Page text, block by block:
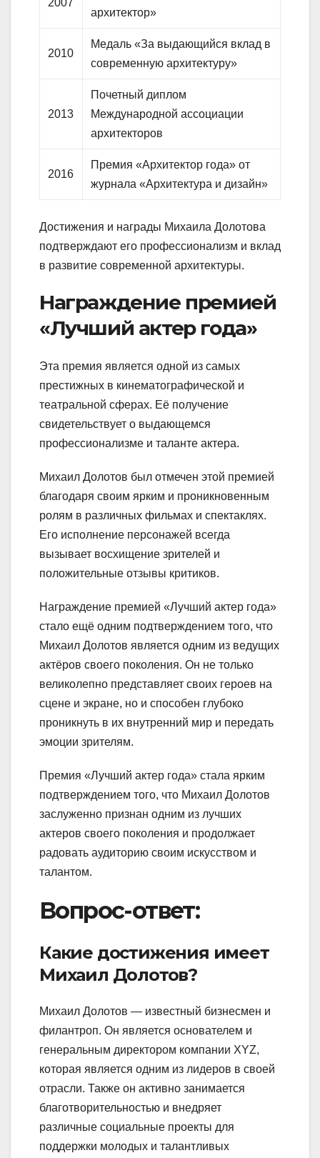
архитектор»
2010
Медаль «За выдающийся вклад в
современную архитектуру»
2013
Почетный диплом
Международной ассоциации
архитекторов
2016
Премия «Архитектор года» от
журнала «Архитектура и дизайн»
Достижения и награды Михаила Долотова
подтверждают его профессионализм и вклад
в развитие современной архитектуры.
Награждение премией
«Лучший актер года»
Эта премия является одной из самых
престижных в кинематографической и
театральной сферах. Её получение
свидетельствует о выдающемся
профессионализме и таланте актера.
Михаил Долотов был отмечен этой премией
благодаря своим ярким и проникновенным
ролям в различных фильмах и спектаклях.
Его исполнение персонажей всегда
вызывает восхищение зрителей и
положительные отзывы критиков.
Награждение премией «Лучший актер года»
стало ещё одним подтверждением того, что
Михаил Долотов является одним из ведущих
актёров своего поколения. Он не только
великолепно представляет своих героев на
сцене и экране, но и способен глубоко
проникнуть в их внутренний мир и передать
эмоции зрителям.
Премия «Лучший актер года» стала ярким
подтверждением того, что Михаил Долотов
заслуженно признан одним из лучших
актеров своего поколения и продолжает
радовать аудиторию своим искусством и
талантом.
Вопрос-ответ:
Какие достижения имеет
Михаил Долотов?
Михаил Долотов — известный бизнесмен и
филантроп. Он является основателем и
генеральным директором компании XYZ,
которая является одним из лидеров в своей
отрасли. Также он активно занимается
благотворительностью и внедряет
различные социальные проекты для
поддержки молодых и талантливых